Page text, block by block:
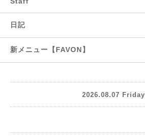
日記
新メニュー【FAVON】
2026.08.07 Friday